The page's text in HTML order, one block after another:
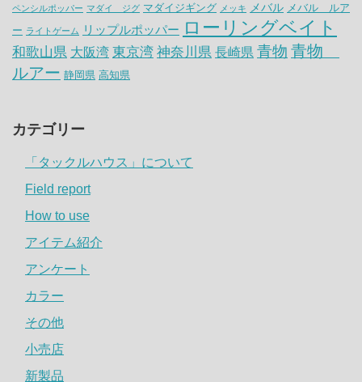
ペンシルポッパー マダイ ジグ マダイジギング メッキ メバル メバル ルア
ー ライトゲーム リップルポッパー ローリングベイト
和歌山県 大阪湾 東京湾 神奈川県 長崎県 青物 青物
ルアー 静岡県 高知県
カテゴリー
「タックルハウス」について
Field report
How to use
アイテム紹介
アンケート
カラー
その他
小売店
新製品